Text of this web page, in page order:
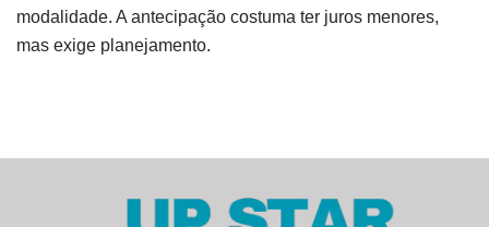
modalidade. A antecipação costuma ter juros menores,
mas exige planejamento.